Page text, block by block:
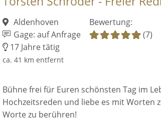
Aldenhoven
Gage: auf Anfrage
17 Jahre tätig
ca. 41 km entfernt
Bewertung:
(7)
Bühne frei für Euren schönsten Tag im
Hochzeitsreden und liebe es mit Worten
Worte zu berühren!